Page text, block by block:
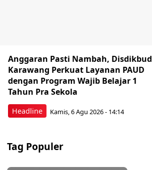
Headline
Anggaran Pasti Nambah, Disdikbud
Karawang Perkuat Layanan PAUD
dengan Program Wajib Belajar 1
Tahun Pra Sekola
Kamis, 6 Agu 2026 - 14:14
Tag Populer